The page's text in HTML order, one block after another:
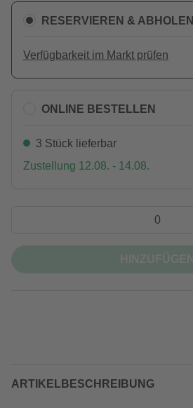
RESERVIEREN & ABHOLEN
Verfügbarkeit im Markt prüfen
ONLINE BESTELLEN
3 Stück lieferbar
Zustellung 12.08. - 14.08.
ARTIKELBESCHREIBUNG